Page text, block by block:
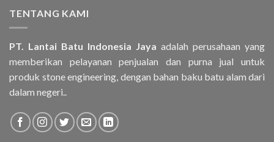
TENTANG KAMI
PT. Lantai Batu Indonesia Jaya adalah perusahaan yang
memberikan pelayanan penjualan dan purna jual untuk
produk stone engineering, dengan bahan baku batu alam dari
dalam negeri..